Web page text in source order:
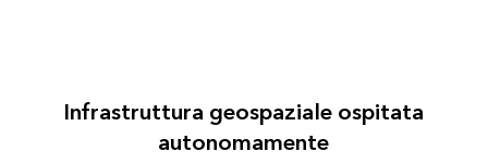
Infrastruttura geospaziale ospitata
autonomamente